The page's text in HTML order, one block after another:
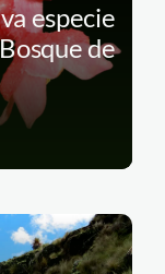
especie
de